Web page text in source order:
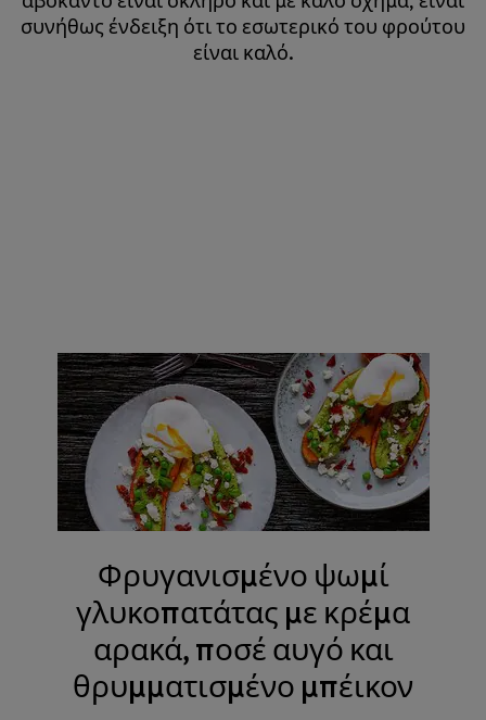
συνήθως ένδειξη ότι το εσωτερικό του φρούτου
είναι καλό.
Φρυγανισμένο ψωμί
γλυκοπατάτας με κρέμα
αρακά, ποσέ αυγό και
θρυμματισμένο μπέικον